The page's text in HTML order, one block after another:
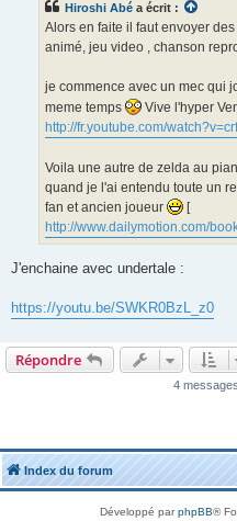
Hiroshi Abé a écrit :
Alors en faite il faut envoyer
animé, jeu video , chanson
je commence avec un mec qui
meme temps
Vive l'hyper
http://fr.youtube.com/
Voila une autre de zelda au
quand je l'ai entendu toute un
fan et ancien joueur
[
http://www.dailymotion.com/
J'enchaine avec undertale :
https://youtu.be/SWKR0BzL_z0
Répondre
4
Index du forum
Développé parphpBB®